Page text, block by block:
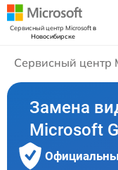
Сервисный центр Microsoftв
Новосибирске
Сервисный центр
Замена
Microsoft